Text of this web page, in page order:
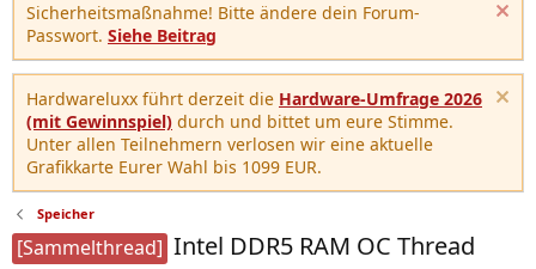
Sicherheitsmaßnahme! Bitte ändere dein Forum-
Passwort. Siehe Beitrag
Hardwareluxx führt derzeit die Hardware-Umfrage 2026
(mit Gewinnspiel) durch und bittet um eure Stimme.
Unter allen Teilnehmern verlosen wir eine aktuelle
Grafikkarte Eurer Wahl bis 1099 EUR.
Speicher
[Sammelthread] Intel DDR5 RAM OC Thread